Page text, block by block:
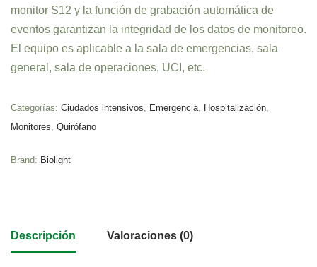
monitor S12 y la función de grabación automática de
eventos garantizan la integridad de los datos de monitoreo.
El equipo es aplicable a la sala de emergencias, sala
general, sala de operaciones, UCI, etc.
Categorías: Ciudados intensivos, Emergencia, Hospitalización,
Monitores, Quirófano
Brand: Biolight
Descripción Valoraciones (0)